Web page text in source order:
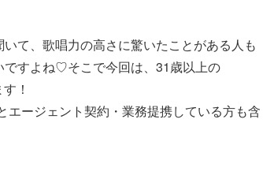
て、歌唱力の高さに驚いたことがある人も
ですよね♡そこで今回は、31歳以上の
！
ージェント契約・業務提携している方も含